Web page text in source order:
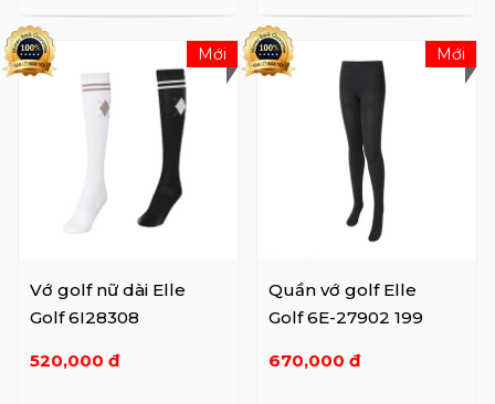
Vớ golf nữ dài Elle
Golf 6I28308
520,000 đ
Mới
Quần vớ golf Elle
Golf 6E-27902 199
670,000 đ
Mới